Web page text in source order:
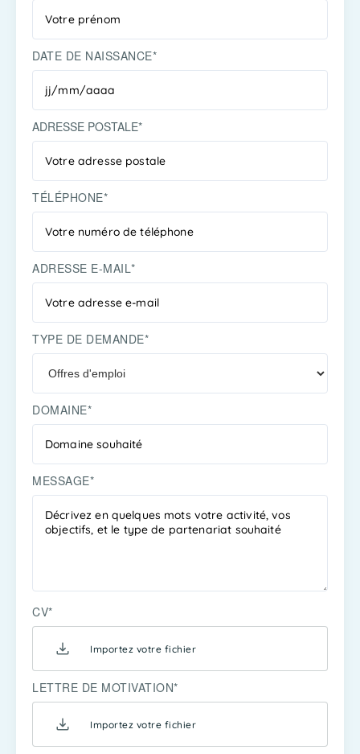
DATE DE NAISSANCE*
ADRESSE POSTALE*
TÉLÉPHONE*
ADRESSE E-MAIL*
TYPE DE DEMANDE*
DOMAINE*
MESSAGE*
CV*
Importez votre fichier
LETTRE DE MOTIVATION*
Importez votre fichier